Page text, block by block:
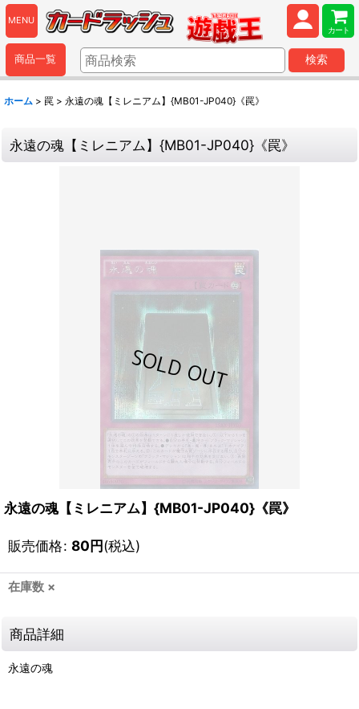
MENU
カート
商品一覧 検索
ホーム > 罠 > 永遠の魂【ミレニアム】{MB01-JP040}《罠》
永遠の魂【ミレニアム】{MB01-JP040}《罠》
永遠の魂【ミレニアム】{MB01-JP040}《罠》
販売価格: 80円(税込)
在庫数 ×
商品詳細
永遠の魂